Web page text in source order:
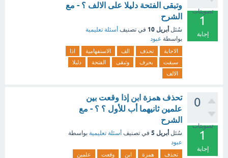
تصويتات
1
إجابة
وتبقى الفتحة دليلا على الالف ؟ - مع
الشرح
سُئل أبريل 10 في تصنيف أسئلة تعليمية
بواسطة عبود
الاجابة تحذف الف الاستفهامية
اذا
سبقت
بحرف وتبقى الفتحة
دليلا
الالف
0
تصويتات
1
إجابة
تحذف همزة ابن إذا وقعت بين
علمين ثانيهما أب للأول ؟ ؟ - مع
الشرح
سُئل أبريل 5 في تصنيف أسئلة تعليمية بواسطة
عبود
تحذف همزة ابن وقعت
علمين